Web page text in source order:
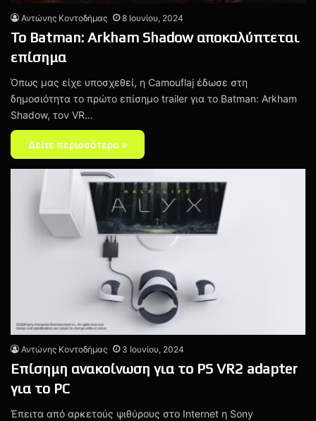
Αντώνης Κοντοδήμας 8 Ιουνίου, 2024
Το Batman: Arkham Shadow αποκαλύπτεται
επίσημα
Όπως μας είχε υποσχεθεί, η Camouflaj έδωσε στη
δημοσιότητα το πρώτο επίσημο trailer για το Batman: Arkham
Shadow, τον VR…
Δείτε περισσότερα »
Αντώνης Κοντοδήμας 3 Ιουνίου, 2024
Επίσημη ανακοίνωση για το PS VR2 adapter
για το PC
Έπειτα από αρκετούς ψιθύρους στο Internet η Sony